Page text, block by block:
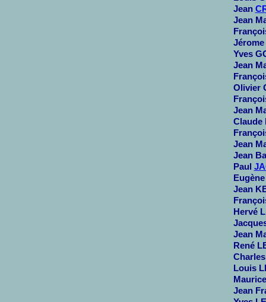
Jean
Jean
Yves
Jean
Olivier
Jean
Claude
Jean
Jean
Paul
Jean
Hervé
Jean
René
Louis
Jean